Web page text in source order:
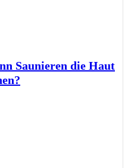
Saunieren die Haut